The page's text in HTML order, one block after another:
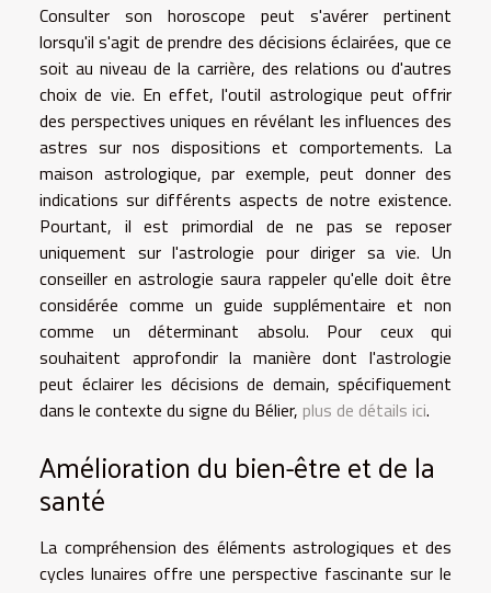
Consulter son horoscope peut s'avérer pertinent
lorsqu'il s'agit de prendre des décisions éclairées, que ce
soit au niveau de la carrière, des relations ou d'autres
choix de vie. En effet, l'outil astrologique peut offrir
des perspectives uniques en révélant les influences des
astres sur nos dispositions et comportements. La
maison astrologique, par exemple, peut donner des
indications sur différents aspects de notre existence.
Pourtant, il est primordial de ne pas se reposer
uniquement sur l'astrologie pour diriger sa vie. Un
conseiller en astrologie saura rappeler qu'elle doit être
considérée comme un guide supplémentaire et non
comme un déterminant absolu. Pour ceux qui
souhaitent approfondir la manière dont l'astrologie
peut éclairer les décisions de demain, spécifiquement
dans le contexte du signe du Bélier, plus de détails ici.
Amélioration du bien-être et de la
santé
La compréhension des éléments astrologiques et des
cycles lunaires offre une perspective fascinante sur le